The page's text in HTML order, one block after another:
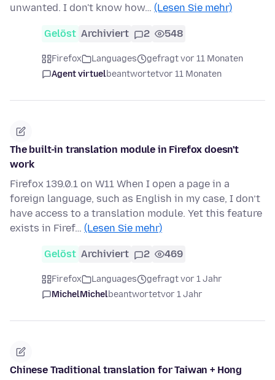
unwanted. I don't know how… (Lesen Sie mehr)
Gelöst Archiviert 2 548
Firefox Languages
gefragt vor 11 Monaten
Agent virtuelbeantwortetvor 11 Monaten
The built-in translation module in Firefox doesn't
work
Firefox 139.0.1 on W11 When I open a page in a
foreign language, such as English in my case, I don’t
have access to a translation module. Yet this feature
exists in Firef… (Lesen Sie mehr)
Gelöst Archiviert 2 469
Firefox Languages
gefragt vor 1 Jahr
MichelMichelbeantwortetvor 1 Jahr
Chinese Traditional translation for Taiwan + Hong